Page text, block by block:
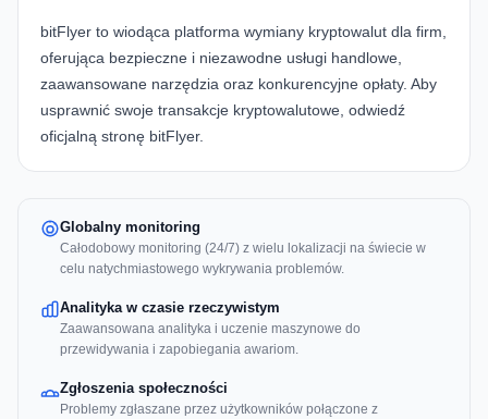
bitFlyer to wiodąca platforma wymiany kryptowalut dla firm,
oferująca bezpieczne i niezawodne usługi handlowe,
zaawansowane narzędzia oraz konkurencyjne opłaty. Aby
usprawnić swoje transakcje kryptowalutowe, odwiedź
oficjalną stronę bitFlyer.
Globalny monitoring
Całodobowy monitoring (24/7) z wielu lokalizacji na świecie w
celu natychmiastowego wykrywania problemów.
Analityka w czasie rzeczywistym
Zaawansowana analityka i uczenie maszynowe do
przewidywania i zapobiegania awariom.
Zgłoszenia społeczności
Problemy zgłaszane przez użytkowników połączone z